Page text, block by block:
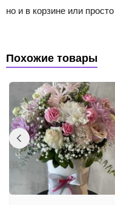
но и в корзине или
Похожие товары